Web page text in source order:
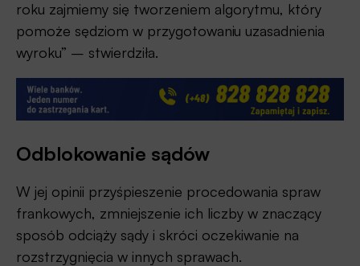
roku zajmiemy się tworzeniem algorytmu, który
pomoże sędziom w przygotowaniu uzasadnienia
wyroku” – stwierdziła.
Odblokowanie sądów
W jej opinii przyśpieszenie procedowania spraw
frankowych, zmniejszenie ich liczby w znaczący
sposób odciąży sądy i skróci oczekiwanie na
rozstrzygnięcia w innych sprawach.